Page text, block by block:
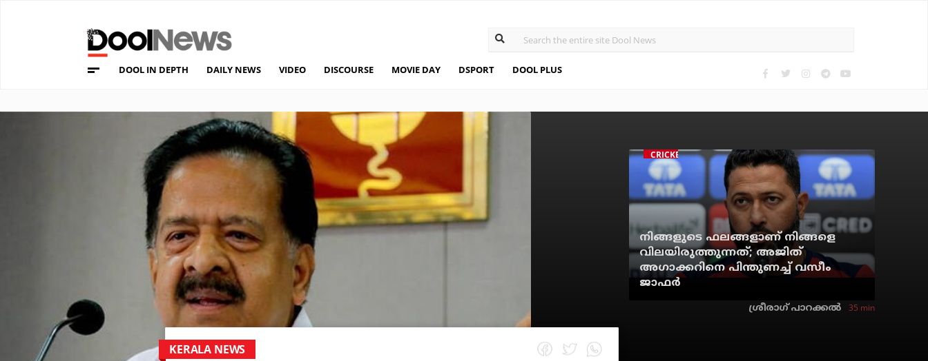
DOOL IN DEPTH DAILY NEWS VIDEO DISCOURSE MOVIE DAY DSPORT DOOL PLUS
CRICKET
നിങ്ങളുടെ ഫലങ്ങളാണ് നിങ്ങളെ
വിലയിരുത്തുന്നത്; അജിത്
അഗാക്കറിനെ പിന്തുണച്ച് വസീം
ജാഫര്‍
ശ്രീരാഗ് പാറക്കല്‍ 35 min
KERALA NEWS